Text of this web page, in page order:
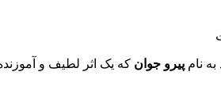
نام پیرو جوان که یک اثر لطیف و